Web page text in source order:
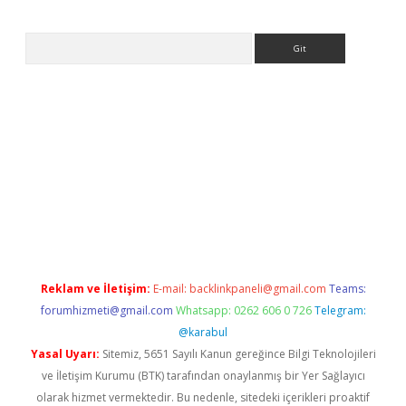
Reklam ve İletişim: E-mail: backlinkpaneli@gmail.com Teams:
forumhizmeti@gmail.com Whatsapp: 0262 606 0 726 Telegram:
@karabul
Yasal Uyarı: Sitemiz, 5651 Sayılı Kanun gereğince Bilgi Teknolojileri
ve İletişim Kurumu (BTK) tarafından onaylanmış bir Yer Sağlayıcı
olarak hizmet vermektedir. Bu nedenle, sitedeki içerikleri proaktif